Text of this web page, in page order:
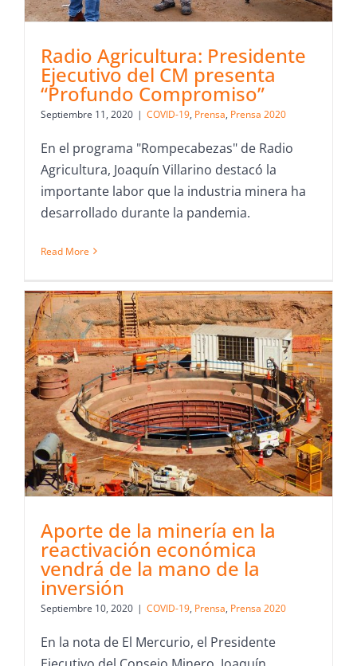
Radio Agricultura: Presidente
Ejecutivo del CM presenta
“Profundo Compromiso”
Septiembre 11, 2020 | COVID-19, Prensa, Prensa 2020
En el programa "Rompecabezas" de Radio
Agricultura, Joaquín Villarino destacó la
importante labor que la industria minera ha
desarrollado durante la pandemia.
Read More
Aporte de la minería en la
reactivación económica
vendrá de la mano de la
inversión
Septiembre 10, 2020 | COVID-19, Prensa, Prensa 2020
En la nota de El Mercurio, el Presidente